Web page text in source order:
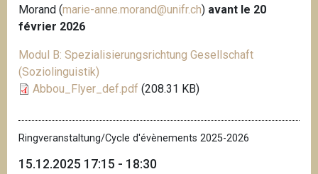
Morand (marie-anne.morand@unifr.ch) avant le 20
février 2026
Modul B: Spezialisierungsrichtung Gesellschaft
(Soziolinguistik)
Abbou_Flyer_def.pdf (208.31 KB)
Ringveranstaltung/Cycle d'évènements 2025-2026
15.12.2025 17:15 - 18:30